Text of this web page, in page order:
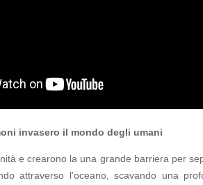
invasero il mondo degli umani
e crearono la una grande barriera per
attraverso l’oceano, scavando una